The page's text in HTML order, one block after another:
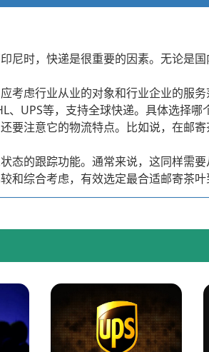
尼时，快递是很重要的因素。无论是
考虑行业从业的对象和行业企业的服
、UPS等，支持全球快递。具体选择
要注意它的物流特点。比如说，在邮
态的跟踪功能。通常来说，这同样需
和综合考虑，有效选定最合适邮寄茶